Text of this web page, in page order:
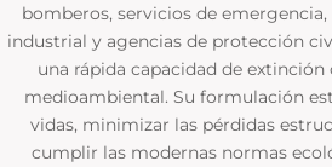
bomberos, servicios de
industrial y agencias de protección
una rápida capacidad de
medioambiental. Su formulación
vidas, minimizar las pérdidas
cumplir las modernas normas